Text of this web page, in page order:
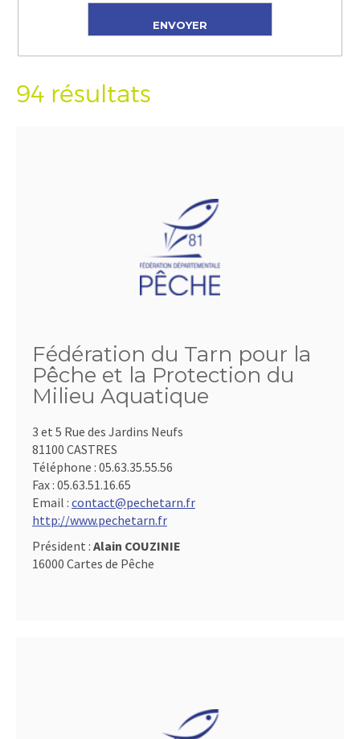
94 résultats
Fédération du Tarn pour la
Pêche et la Protection du
Milieu Aquatique
3 et 5 Rue des Jardins Neufs
81100 CASTRES
Téléphone : 05.63.35.55.56
Fax : 05.63.51.16.65
Email : contact@pechetarn.fr
http://www.pechetarn.fr
Président : Alain COUZINIE
16000 Cartes de Pêche